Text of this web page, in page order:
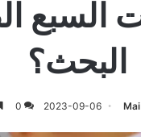
السبع
البحث؟
2023-09-06
0